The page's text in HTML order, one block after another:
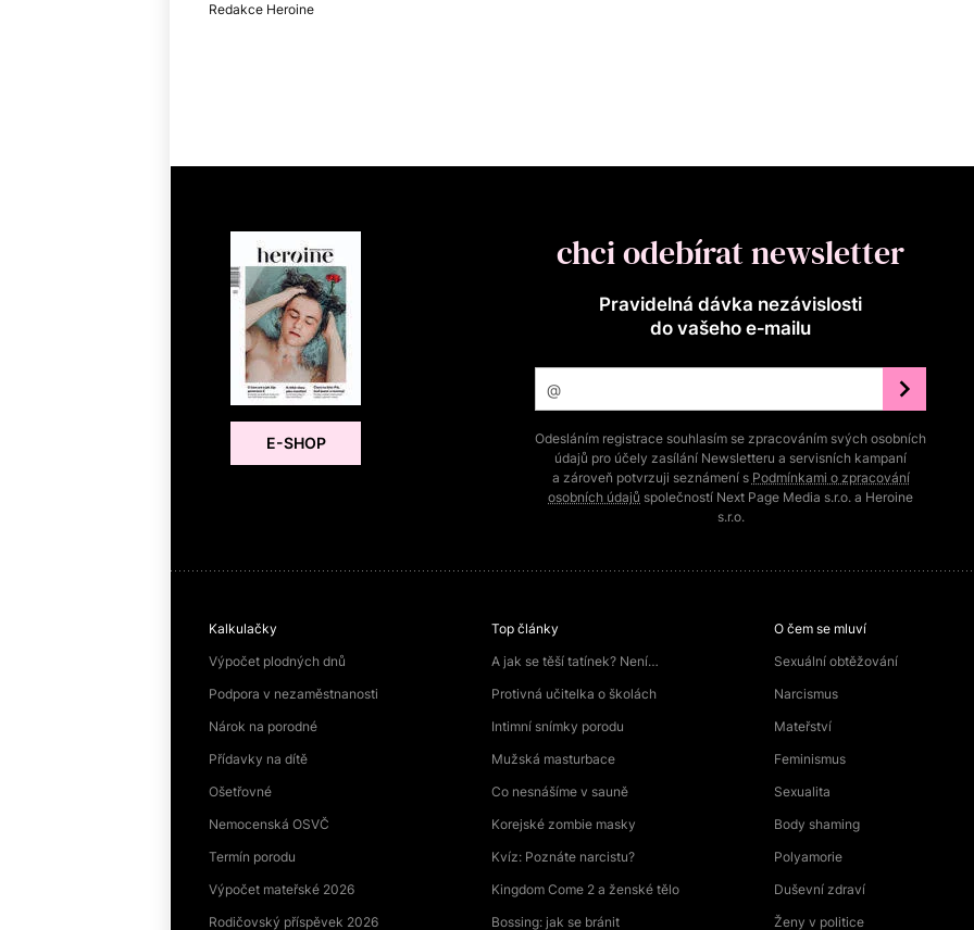
Redakce Heroine
E-SHOP
chci odebírat newsletter
Pravidelná dávka nezávislosti
do vašeho e‑mailu
Odesláním registrace souhlasím se zpracováním svých osobních
údajů pro účely zasílání Newsletteru a servisních kampaní
a zároveň potvrzuji seznámení s Podmínkami o zpracování
osobních údajů společností Next Page Media s.r.o. a Heroine
s.r.o.
Kalkulačky
Výpočet plodných dnů
Podpora v nezaměstnanosti
Nárok na porodné
Přídavky na dítě
Ošetřovné
Nemocenská OSVČ
Termín porodu
Výpočet mateřské 2026
Rodičovský příspěvek 2026
Top články
A jak se těší tatínek? Není…
Protivná učitelka o školách
Intimní snímky porodu
Mužská masturbace
Co nesnášíme v sauně
Korejské zombie masky
Kvíz: Poznáte narcistu?
Kingdom Come 2 a ženské tělo
Bossing: jak se bránit
O čem se mluví
Sexuální obtěžování
Narcismus
Mateřství
Feminismus
Sexualita
Body shaming
Polyamorie
Duševní zdraví
Ženy v politice